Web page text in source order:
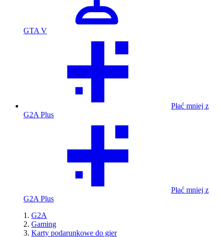
GTA V
Płać mniej z
G2A Plus
Płać mniej z
G2A Plus
G2A
Gaming
Karty podarunkowe do gier